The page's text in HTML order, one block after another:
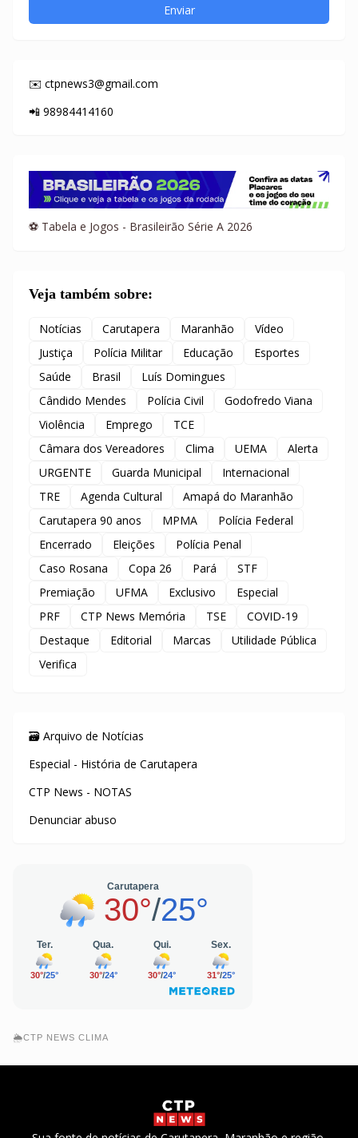
✉️ ctpnews3@gmail.com
📲 98984414160
⚽ Tabela e Jogos - Brasileirão Série A 2026
Veja também sobre:
Notícias Carutapera Maranhão
Vídeo
Justiça
Polícia Militar Educação
Esportes
Saúde
Brasil
Luís Domingues
Cândido Mendes
Polícia Civil
Godofredo Viana
Violência
Emprego
TCE
Câmara dos Vereadores
Clima UEMA
Alerta
URGENTE
Guarda Municipal
Internacional
TRE
Agenda Cultural
Amapá do Maranhão
Carutapera 90 anos
MPMA
Polícia Federal
Encerrado
Eleições
Polícia Penal
Caso Rosana
Copa 26 Pará
STF
Premiação
UFMA Exclusivo
Especial
PRF
CTP News Memória TSE
COVID-19
Destaque
Editorial Marcas
Utilidade Pública
Verifica
🗃️ Arquivo de Notícias
Especial - História de Carutapera
CTP News - NOTAS
Denunciar abuso
🌦️CTP NEWS CLIMA